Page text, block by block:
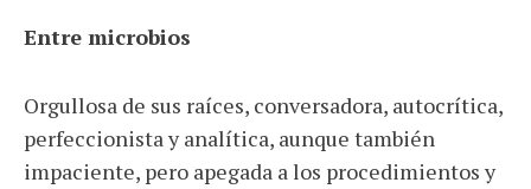
Entre microbios
Orgullosa de sus raíces, conversadora, autocrítica,
perfeccionista y analítica, aunque también
impaciente, pero apegada a los procedimientos y